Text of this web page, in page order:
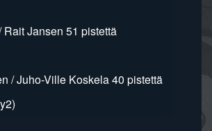
Rait Jansen 51 pistettä
/ Juho-Ville Koskela 40 pistettä